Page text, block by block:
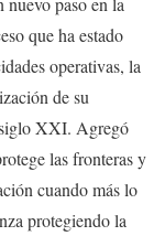
que ha estado
operativas, la
de su
XXI. Agregó
las fronteras y
cuando más lo
protegiendo la